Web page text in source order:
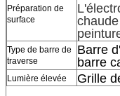
Préparation de
surface
Type de barre de
traverse
Barre
barre
Lumière élevée Grille